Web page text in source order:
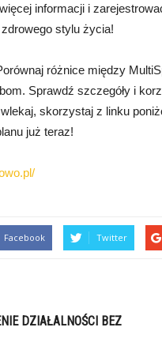
informacji i
stylu życia!
różnice między
Sprawdź szczegóły i
skorzystaj z linku
już teraz!
Facebook Twitter
DZIAŁALNOŚCI BEZ